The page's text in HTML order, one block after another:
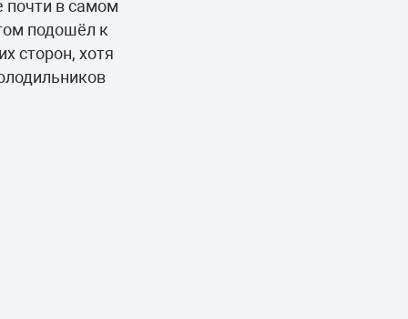
почти в самом
подошёл к
сторон, хотя